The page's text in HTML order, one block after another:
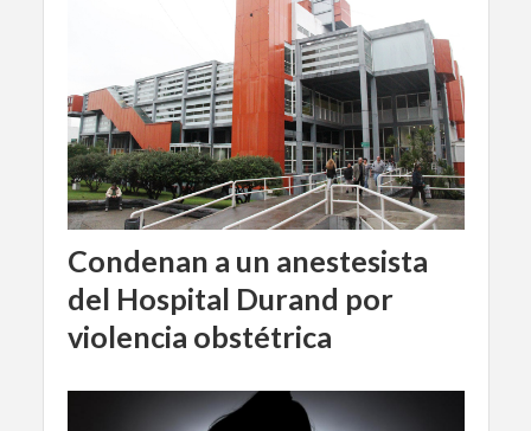
Condenan a un anestesista
del Hospital Durand por
violencia obstétrica